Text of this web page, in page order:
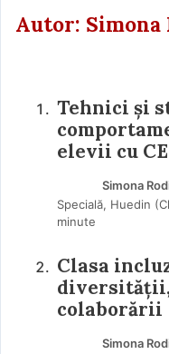
Autor: Simona
Tehnici și
elevii cu
Simona
Specială, Huedin
minute
Clasa
colaborării
Simona